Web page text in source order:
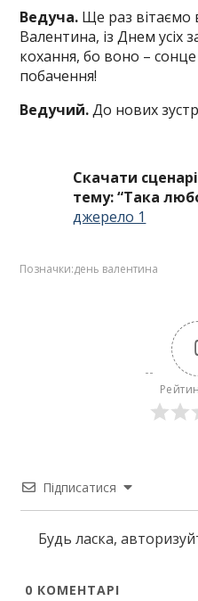
Ведуча. Ще раз вітаємо
Валентина, із Днем усіх
кохання, бо воно –
побачення!
Ведучий.До нових
Скачати
тему: “Така
джерело 1
Позначки:день валентина
Підписатися
Будь ласка,
0 КОМЕНТАРІ